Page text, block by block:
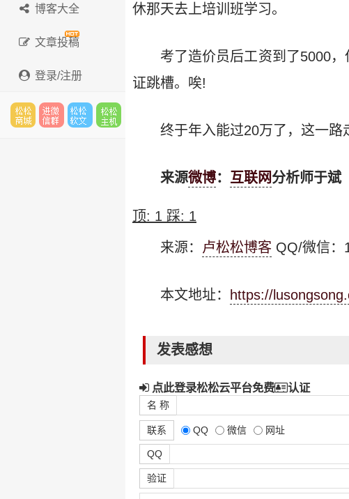
博客大全
文章投稿
登录/注册
休那天去上培训班学习。
考了造价员后工资到了5000
证跳槽。唉!
终于年入能过20万了，这一路
来源微博： 互联网分析师于斌
顶: 1 踩: 1
来源： 卢松松博客 QQ/微信：
本文地址： https://
发表感想
点此登录松松云平台免费 认证
名 称
联系 QQ 微信 网址
QQ
验证